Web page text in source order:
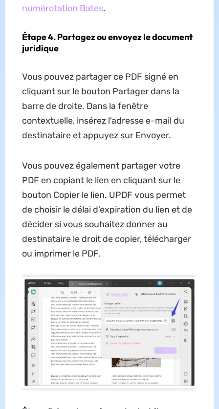
numérotation Bates.
Étape 4. Partagez ou envoyez le document
juridique
Vous pouvez partager ce PDF signé en
cliquant sur le bouton Partager dans la
barre de droite. Dans la fenêtre
contextuelle, insérez l'adresse e-mail du
destinataire et appuyez sur Envoyer.
Vous pouvez également partager votre
PDF en copiant le lien en cliquant sur le
bouton Copier le lien. UPDF vous permet
de choisir le délai d'expiration du lien et de
décider si vous souhaitez donner au
destinataire le droit de copier, télécharger
ou imprimer le PDF.